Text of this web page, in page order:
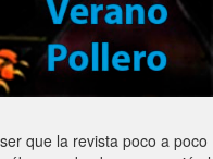
que la revista poco a poco